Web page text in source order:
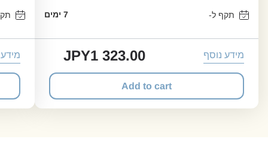
תקף ל- 7 ימים
מידע נוסף JPY1 323.00
Add to cart